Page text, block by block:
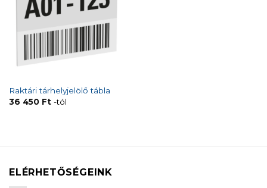
Raktári tárhelyjelölő tábla
36 450 Ft-tól
ELÉRHETŐSÉGEINK